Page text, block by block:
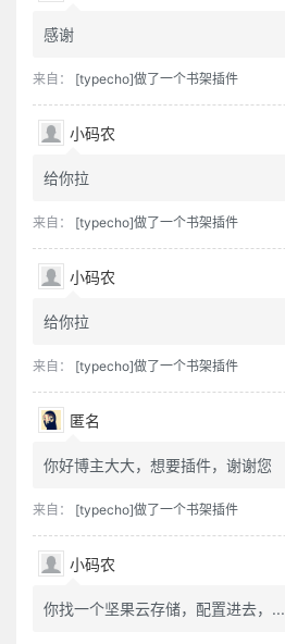
感谢
来自： [typecho]做了一个书架插件
小码农
给你拉
来自： [typecho]做了一个书架插件
小码农
给你拉
来自： [typecho]做了一个书架插件
匿名
你好博主大大，想要插件，谢谢您
来自： [typecho]做了一个书架插件
小码农
你找一个坚果云存储，配置进去，...